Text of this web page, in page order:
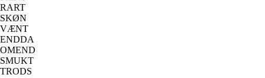
RART
SKØN
VÆNT
ENDDA
OMEND
SMUKT
TRODS